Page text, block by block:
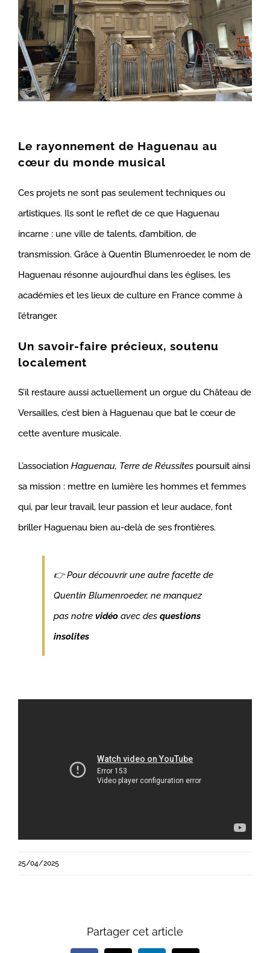
Le rayonnement de Haguenau au
cœur du monde musical
Ces projets ne sont pas seulement techniques ou
artistiques. Ils sont le reflet de ce que Haguenau
incarne : une ville de talents, d’ambition, de
transmission. Grâce à Quentin Blumenroeder, le nom de
Haguenau résonne aujourd’hui dans les églises, les
académies et les lieux de culture en France comme à
l’étranger.
Un savoir-faire précieux, soutenu
localement
S’il restaure aussi actuellement un orgue du Château de
Versailles, c’est bien à Haguenau que bat le cœur de
cette aventure musicale.
L’association Haguenau, Terre de Réussites poursuit ainsi
sa mission : mettre en lumière les hommes et femmes
qui, par leur travail, leur passion et leur audace, font
briller Haguenau bien au-delà de ses frontières.
👉 Pour découvrir une autre facette de
Quentin Blumenroeder, ne manquez
pas notre vidéo avec des questions
insolites
25/04/2025
Partager cet article